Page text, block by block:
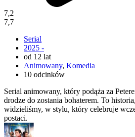
7,2
7,7
Serial
2025 -
od 12 lat
Animowany, Komedia
10 odcinków
Serial animowany, który podąża za
drodze do zostania bohaterem. To
widzieliśmy, w stylu, który celebruje
postaci.